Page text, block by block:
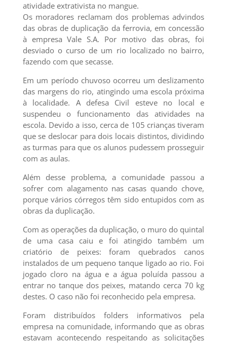
atividade extrativista no mangue.
Os moradores reclamam dos problemas advindos
das obras de duplicação da ferrovia, em concessão
à empresa Vale S.A. Por motivo das obras, foi
desviado o curso de um rio localizado no bairro,
fazendo com que secasse.
Em um período chuvoso ocorreu um deslizamento
das margens do rio, atingindo uma escola próxima
à localidade. A defesa Civil esteve no local e
suspendeu o funcionamento das atividades na
escola. Devido a isso, cerca de 105 crianças tiveram
que se deslocar para dois locais distintos, dividindo
as turmas para que os alunos pudessem prosseguir
com as aulas.
Além desse problema, a comunidade passou a
sofrer com alagamento nas casas quando chove,
porque vários córregos têm sido entupidos com as
obras da duplicação.
Com as operações da duplicação, o muro do quintal
de uma casa caiu e foi atingido também um
criatório de peixes: foram quebrados canos
instalados de um pequeno tanque ligado ao rio. Foi
jogado cloro na água e a água poluída passou a
entrar no tanque dos peixes, matando cerca 70 kg
destes. O caso não foi reconhecido pela empresa.
Foram distribuídos folders informativos pela
empresa na comunidade, informando que as obras
estavam acontecendo respeitando as solicitações